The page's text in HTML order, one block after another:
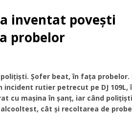
inventat poveşti
probelor
Şofer beat, în faţa probelor.
rutier petrecut pe DJ 109L,
cu mașina în șanț, iar când
cât și recoltarea de probe